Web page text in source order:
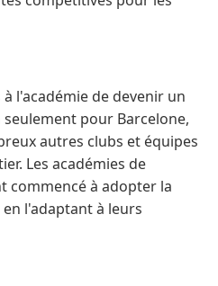
l'académie de devenir un
pour Barcelone,
autres clubs et équipes
Les académies de
commencé à adopter la
l'adaptant à leurs